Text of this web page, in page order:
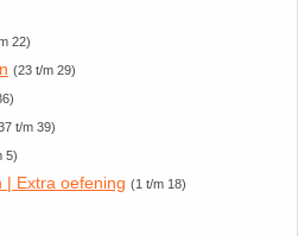
22)
(23 t/m 29)
t/m 39)
5)
| Extra oefening (1 t/m 18)
exponenten
functie
en cirkels